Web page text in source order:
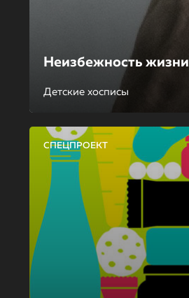
Неизбежность жизни
Детские хосписы
СПЕЦПРОЕКТ